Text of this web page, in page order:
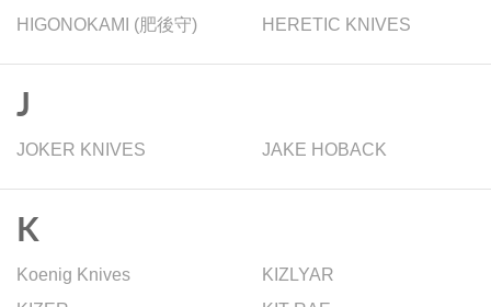
HIGONOKAMI (肥後守)
HERETIC KNIVES
J
JOKER KNIVES JAKE HOBACK
K
Koenig Knives
KIZLYAR